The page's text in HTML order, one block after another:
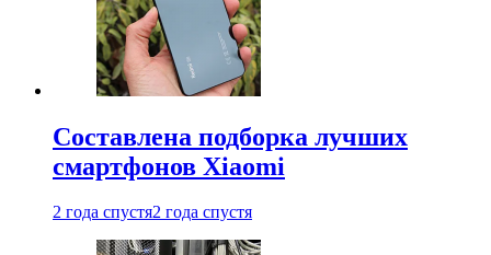
Составлена подборка лучших
смартфонов Xiaomi
2 года спустя2 года спустя